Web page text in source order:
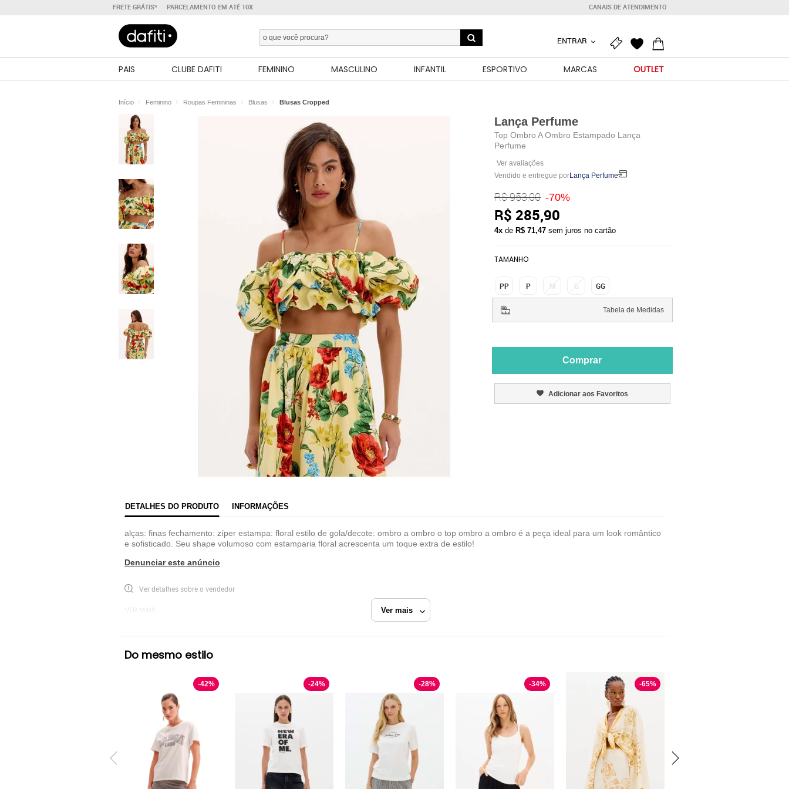
FRETE GRÁTIS* PARCELAMENTO EM ATÉ 10X CANAIS DE ATENDIMENTO
ENTRAR
PAIS CLUBE DAFITI FEMININO MASCULINO INFANTIL ESPORTIVO MARCAS OUTLET
Início Feminino Roupas Femininas Blusas Blusas Cropped
Lança Perfume
Top Ombro A Ombro Estampado Lança
Perfume
Ver avaliações
Vendido e entregue porLança Perfume
Lança Perfume
Razão Social
Industria e Comercio de Confeccoes La Moda
CNPJ
R$ 953,00 -70%
R$ 285,90
4xde R$ 71,47 sem juros no cartão
TAMANHO
PP P GG
Tabela de Medidas
Comprar
Adicionar aos Favoritos
DETALHES DO PRODUTO INFORMAÇÕES
Ver mais
alças: finas fechamento: zíper estampa: floral estilo de gola/decote: ombro a ombro o top ombro a ombro é a peça ideal para um look romântico
e sofisticado. Seu shape volumoso com estamparia floral acrescenta um toque extra de estilo!
Denunciar este anúncio
Ver detalhes sobre o vendedor
VER MAIS
Do mesmo estilo
-42% -24% -28% -34% -65%